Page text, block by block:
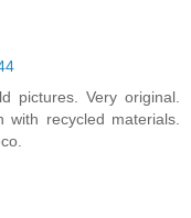
pictures. Very original.
recycled materials.